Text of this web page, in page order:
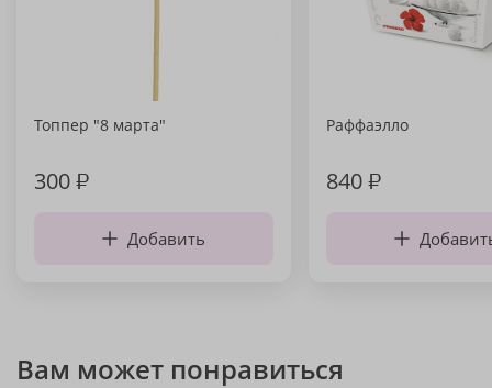
Топпер "8 марта"
300₽
Добавить
Раффаэлло
840₽
Вам может понравиться